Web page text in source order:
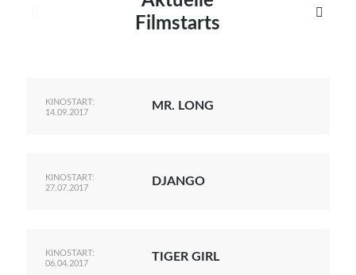
Filmstarts

KINOSTART:
14.09.2017
MR. LONG
KINOSTART:
27.07.2017
DJANGO
KINOSTART:
06.04.2017
TIGER GIRL